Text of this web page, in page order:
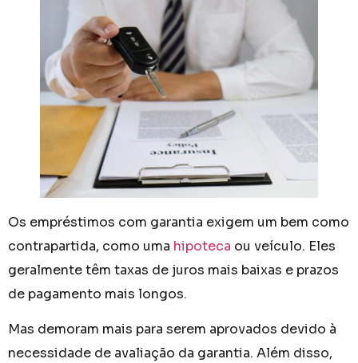
Os empréstimos com garantia exigem um bem como
contrapartida, como uma hipoteca ou veículo. Eles
geralmente têm taxas de juros mais baixas e prazos
de pagamento mais longos.
Mas demoram mais para serem aprovados devido à
necessidade de avaliação da garantia. Além disso,